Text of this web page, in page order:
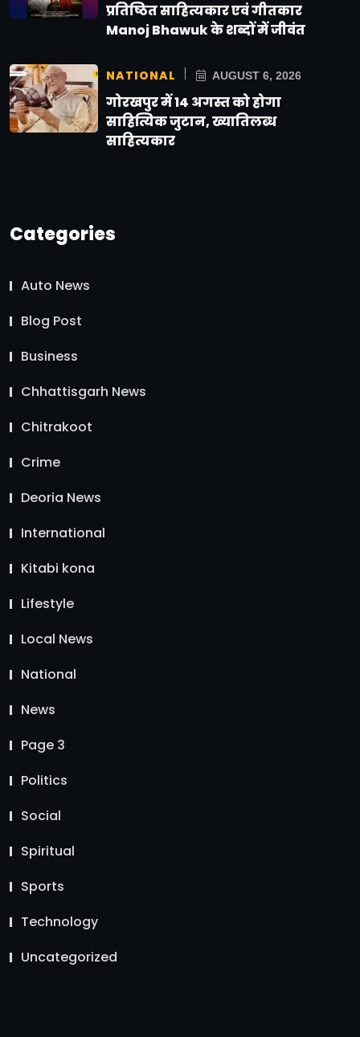
प्रतिष्ठित साहित्यकार एवं गीतकार
Manoj Bhawuk के शब्दों में जीवंत
NATIONAL AUGUST 6, 2026
गोरखपुर में 14 अगस्त को होगा
साहित्यिक जुटान, ख्यातिलब्ध
साहित्यकार
Categories
Auto News
Blog Post
Business
Chhattisgarh News
Chitrakoot
Crime
Deoria News
International
Kitabi kona
Lifestyle
Local News
National
News
Page 3
Politics
Social
Spiritual
Sports
Technology
Uncategorized